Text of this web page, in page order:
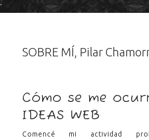
SOBRE MÍ, Pilar
Cómo se me
IDEAS WEB
Comencé mi actividad